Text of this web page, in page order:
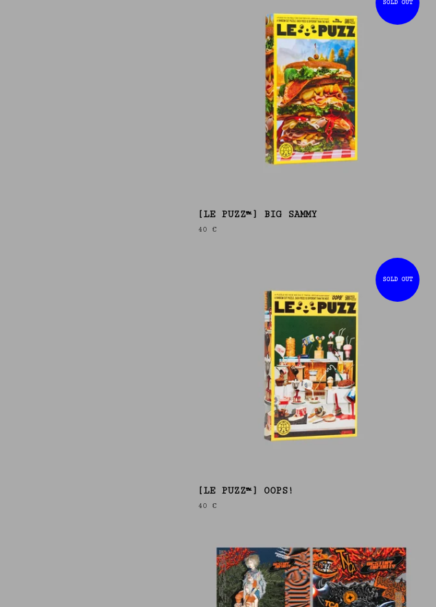
SOLD OUT
[LE PUZZ™] BIG SAMMY
40 €
SOLD OUT
[LE PUZZ™] OOPS!
40 €